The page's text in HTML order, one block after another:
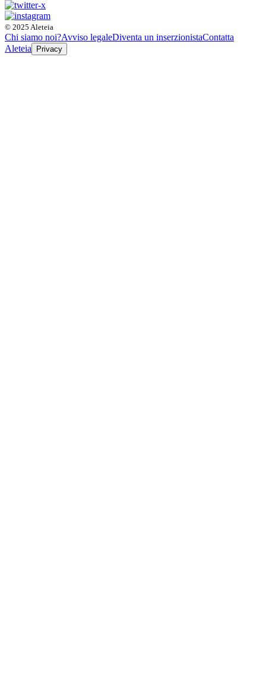
© 2025 Aleteia
Chi siamo noi?Avviso legaleDiventa un inserzionistaContatta
Aleteia
Privacy